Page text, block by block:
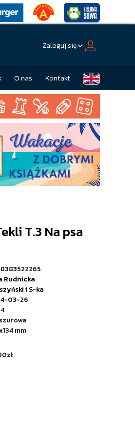
Zaloguj się
O nas Kontakt
T.3 Na psa
Rudnicka
i S-ka
03-26
mm